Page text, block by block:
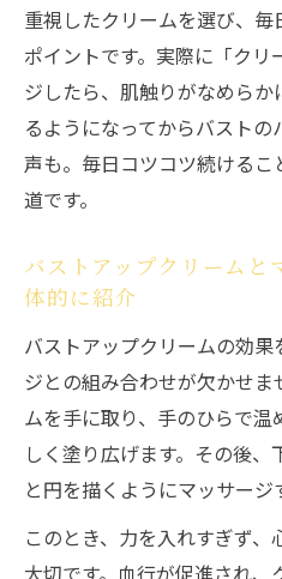
重視したクリームを選び、
ポイントです。実際に「クリ
ジしたら、肌触りがなめら
るようになってからバスト
声も。毎日コツコツ続ける
道です。
バストアップクリームと
体的に紹介
バストアップクリームの効
ジとの組み合わせが欠かせ
ムを手に取り、手のひらで
しく塗り広げます。その後
と円を描くようにマッサージ
このとき、力を入れすぎず
大切です。血行が促進され